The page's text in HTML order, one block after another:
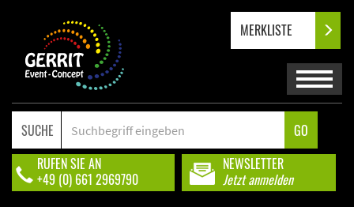
MERKLISTE
SUCHE
GO
RUFEN SIE AN
+49 (0) 661 2969790
NEWSLETTER
Jetzt anmelden